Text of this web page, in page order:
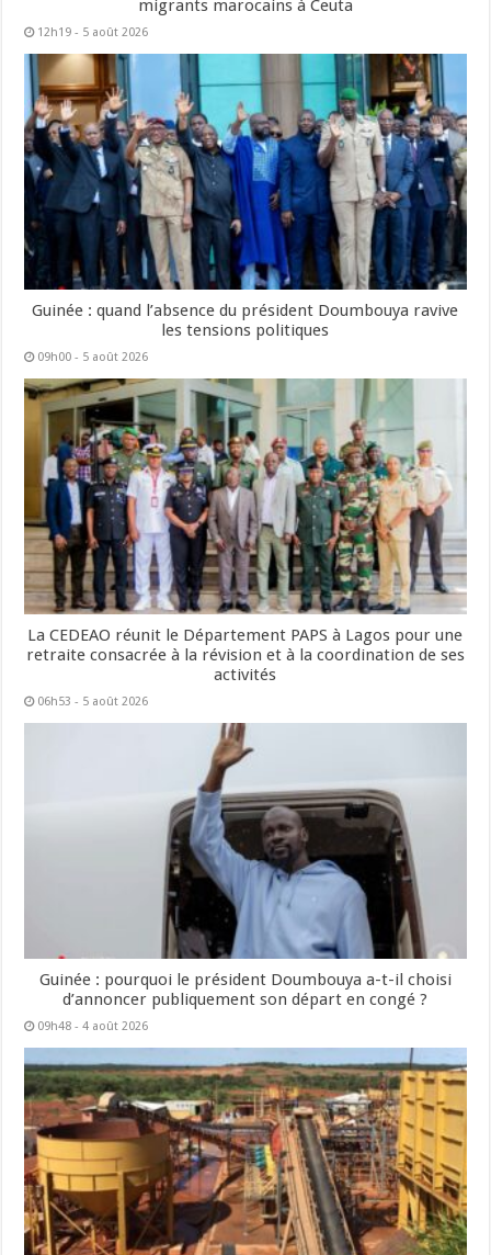
migrants marocains à Ceuta
12h19 - 5 août 2026
Guinée : quand l’absence du président Doumbouya ravive
les tensions politiques
09h00 - 5 août 2026
La CEDEAO réunit le Département PAPS à Lagos pour une
retraite consacrée à la révision et à la coordination de ses
activités
06h53 - 5 août 2026
Guinée : pourquoi le président Doumbouya a-t-il choisi
d’annoncer publiquement son départ en congé ?
09h48 - 4 août 2026